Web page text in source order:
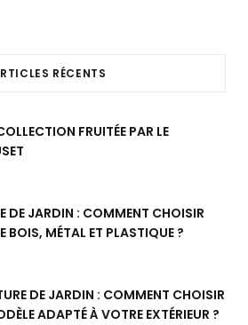
RÉCENTS
FRUITÉE PAR LE
DE JARDIN : COMMENT CHOISIR
BOIS, MÉTAL ET PLASTIQUE ?
DE JARDIN : COMMENT CHOISIR
ADAPTÉ À VOTRE EXTÉRIEUR ?